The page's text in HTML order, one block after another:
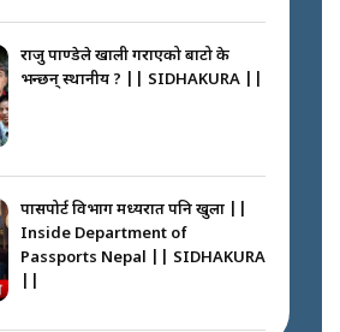
बदलेका ‘निम्स दाई’ || SIDHAKURA
||
आगो निभाउने कि तेल थप्ने ? WHATS
HAPPENING IN MADHESH ? ||
राजु पाण्डेले खाली गराएको बाटो के
भन्छन् स्थानीय ? || SIDHAKURA ||
पासपोर्ट विभाग मध्यरात पनि खुला ||
Inside Department of
Passports Nepal || SIDHAKURA